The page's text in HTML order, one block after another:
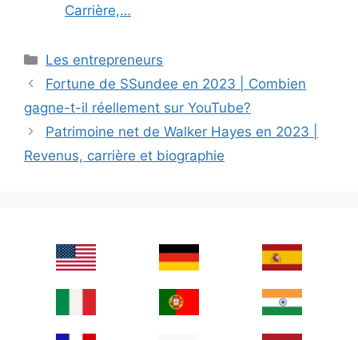
Carrière,…
Categories
Les entrepreneurs
Fortune de SSundee en 2023 | Combien
gagne-t-il réellement sur YouTube?
Patrimoine net de Walker Hayes en 2023 |
Revenus, carrière et biographie